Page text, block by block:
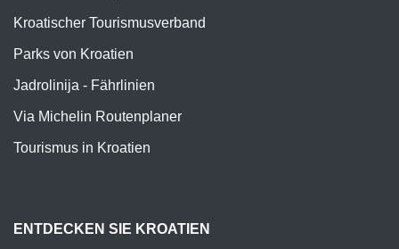
Kroatischer Tourismusverband
Parks von Kroatien
Jadrolinija - Fährlinien
Via Michelin Routenplaner
Tourismus in Kroatien
ENTDECKEN SIE KROATIEN